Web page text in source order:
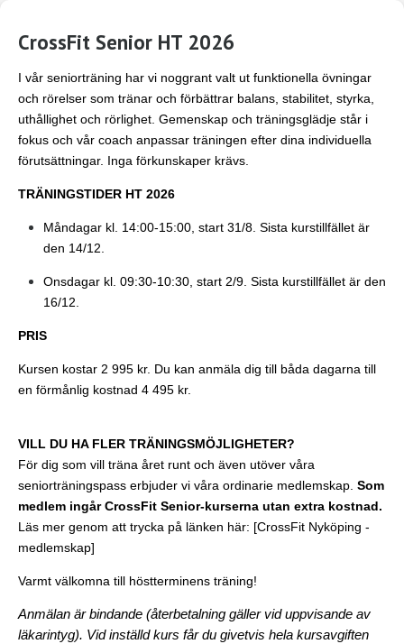
CrossFit Senior HT 2026
I vår seniorträning har vi noggrant valt ut funktionella övningar
och rörelser som tränar och förbättrar balans, stabilitet, styrka,
uthållighet och rörlighet. Gemenskap och träningsglädje står i
fokus och vår coach anpassar träningen efter dina individuella
förutsättningar. Inga förkunskaper krävs.
TRÄNINGSTIDER HT 2026
Måndagar kl. 14:00-15:00, start 31/8. Sista kurstillfället är
den 14/12.
Onsdagar kl. 09:30-10:30, start 2/9. Sista kurstillfället är den
16/12.
PRIS
Kursen kostar 2 995 kr. Du kan anmäla dig till båda dagarna till
en förmånlig kostnad 4 495 kr.
VILL DU HA FLER TRÄNINGSMÖJLIGHETER?
För dig som vill träna året runt och även utöver våra
seniorträningspass erbjuder vi våra ordinarie medlemskap. Som
medlem ingår CrossFit Senior-kurserna utan extra kostnad.
Läs mer genom att trycka på länken här: [CrossFit Nyköping -
medlemskap]
Varmt välkomna till höstterminens träning!
Anmälan är bindande (återbetalning gäller vid uppvisande av
läkarintyg). Vid inställd kurs får du givetvis hela kursavgiften